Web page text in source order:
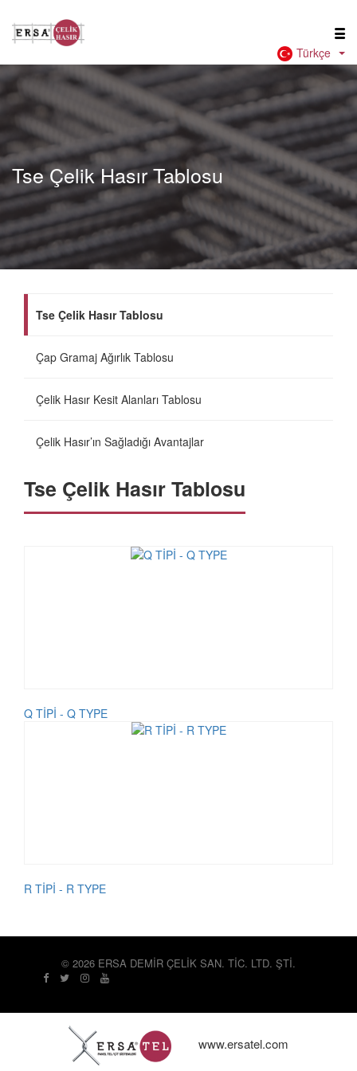
Türkçe
Tse Çelik Hasır Tablosu
Tse Çelik Hasır Tablosu
Çap Gramaj Ağırlık Tablosu
Çelik Hasır Kesit Alanları Tablosu
Çelik Hasır’ın Sağladığı Avantajlar
Tse Çelik Hasır Tablosu
Q TİPİ - Q TYPE
R TİPİ - R TYPE
© 2026 ERSA DEMİR ÇELİK SAN. TİC. LTD. ŞTİ.
www.ersatel.com